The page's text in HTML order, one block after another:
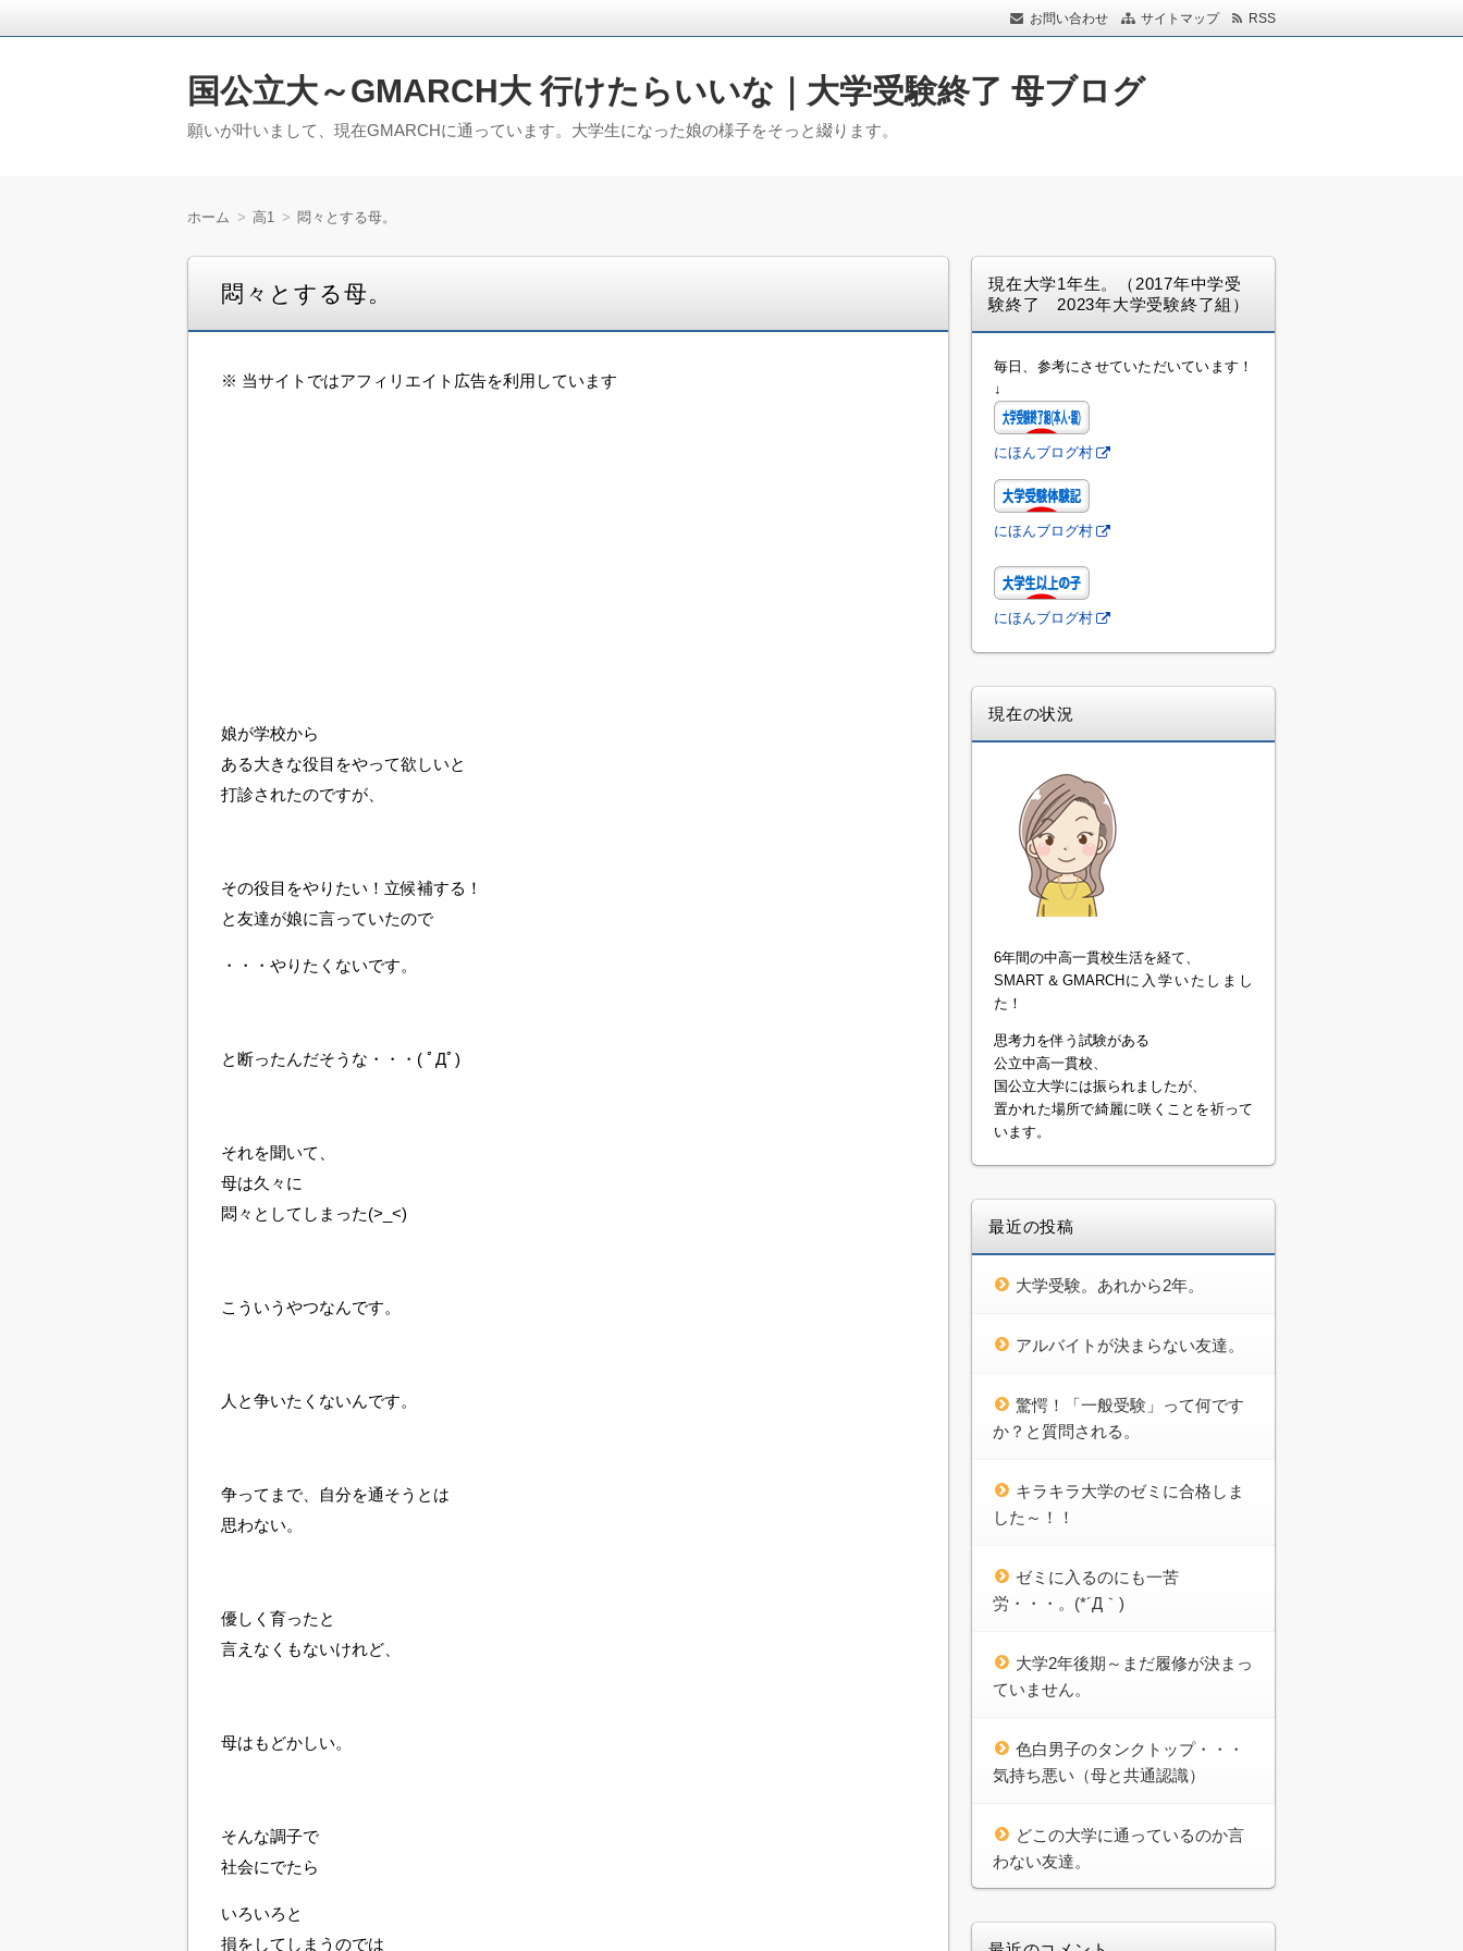
お問い合わせ サイトマップ RSS
国公立大～GMARCH大 行けたらいいな｜大学受験終了 母ブログ
願いが叶いまして、現在GMARCHに通っています。大学生になった娘の様子をそっと綴ります。
ホーム 高1 悶々とする母。
悶々とする母。
※ 当サイトではアフィリエイト広告を利用しています
娘が学校から
ある大きな役目をやって欲しいと
打診されたのですが、
その役目をやりたい！立候補する！
と友達が娘に言っていたので
・・・やりたくないです。
と断ったんだそうな・・・( ﾟДﾟ)
それを聞いて、
母は久々に
悶々としてしまった(>_<)
こういうやつなんです。
人と争いたくないんです。
争ってまで、自分を通そうとは
思わない。
優しく育ったと
言えなくもないけれど、
母はもどかしい。
そんな調子で
社会にでたら
いろいろと
損をしてしまうのでは
現在大学1年生。（2017年中学受
験終了 2023年大学受験終了組）
毎日、参考にさせていただいています！
↓
にほんブログ村
にほんブログ村
にほんブログ村
現在の状況
6年間の中高一貫校生活を経て、
SMART＆GMARCHに入学いたしまし
た！
思考力を伴う試験がある
公立中高一貫校、
国公立大学には振られましたが、
置かれた場所で綺麗に咲くことを祈って
います。
最近の投稿
大学受験。あれから2年。
アルバイトが決まらない友達。
驚愕！「一般受験」って何です
か？と質問される。
キラキラ大学のゼミに合格しま
した～！！
ゼミに入るのにも一苦
労・・・。(*´Д｀)
大学2年後期～まだ履修が決まっ
ていません。
色白男子のタンクトップ・・・
気持ち悪い（母と共通認識）
どこの大学に通っているのか言
わない友達。